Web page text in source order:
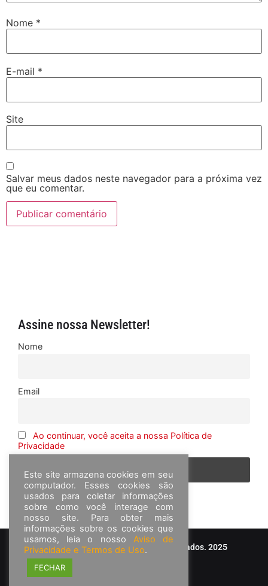
Nome *
E-mail *
Site
Salvar meus dados neste navegador para a próxima vez
que eu comentar.
Assine nossa Newsletter!
Nome
Email
Ao continuar, você aceita a nossa Política de
Privacidade
© Frota&Cia - Todos os direitos reservados. 2025
Este site armazena cookies em seu
computador. Esses cookies são
usados para coletar informações
sobre como você interage com
nosso site. Para obter mais
informações sobre os cookies que
usamos, leia o nosso Aviso de
Privacidade e Termos de Uso.
FECHAR